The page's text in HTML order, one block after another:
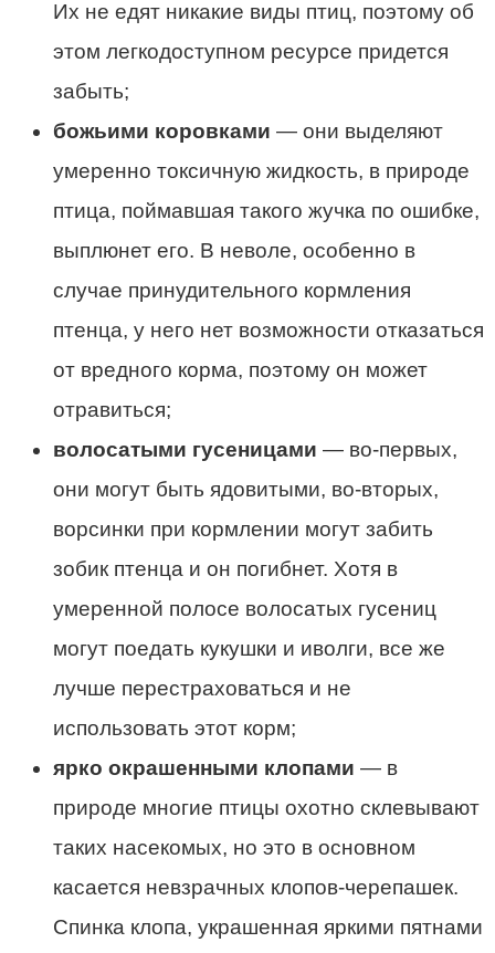
Их не едят никакие виды птиц, поэтому об
этом легкодоступном ресурсе придется
забыть;
божьими коровками — они выделяют
умеренно токсичную жидкость, в природе
птица, поймавшая такого жучка по ошибке,
выплюнет его. В неволе, особенно в
случае принудительного кормления
птенца, у него нет возможности отказаться
от вредного корма, поэтому он может
отравиться;
волосатыми гусеницами — во-первых,
они могут быть ядовитыми, во-вторых,
ворсинки при кормлении могут забить
зобик птенца и он погибнет. Хотя в
умеренной полосе волосатых гусениц
могут поедать кукушки и иволги, все же
лучше перестраховаться и не
использовать этот корм;
ярко окрашенными клопами — в
природе многие птицы охотно склевывают
таких насекомых, но это в основном
касается невзрачных клопов-черепашек.
Спинка клопа, украшенная яркими пятнами